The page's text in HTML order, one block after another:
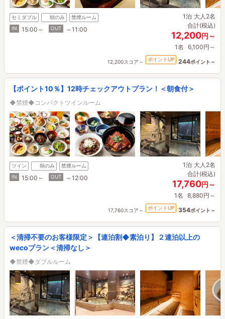
セミダブル 朝のみ
禁煙ルーム
IN
15:00～ OUT ～11:00
1泊 大人2名
合計(税込)
12,200円～
1名 6,100円～
12,200スコア～ ポイントUP 244ポイント～
【ポイント10％】12時チェックアウトプラン！＜朝食付＞
◆禁煙◆コンパクトツインルーム
ツイン 朝のみ
禁煙ルーム
IN
15:00～ OUT ～12:00
1泊 大人2名
合計(税込)
17,760円～
1名 8,880円～
17,760スコア～ ポイントUP 354ポイント～
＜清掃不要のお客様限定＞【連泊割◆素泊り】２連泊以上の
wecoプラン＜清掃なし＞
◆禁煙◆ダブルルーム